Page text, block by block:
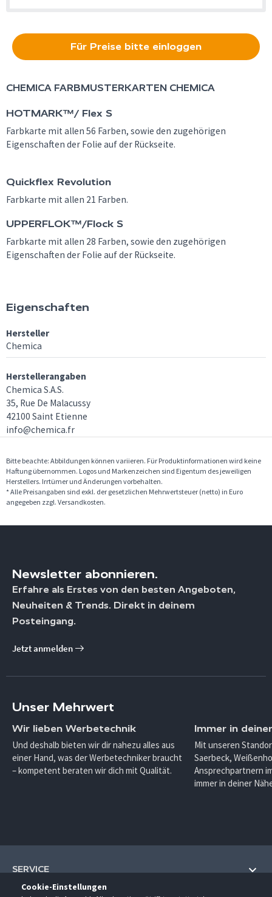
Cookie-Einstellungen
Für Preise bitte einloggen
CHEMICA FARBMUSTERKARTEN CHEMICA
HOTMARK™/ Flex S
Farbkarte mit allen 56 Farben, sowie den zugehörigen
Eigenschaften der Folie auf der Rückseite.
Quickflex Revolution
Farbkarte mit allen 21 Farben.
UPPERFLOK™/Flock S
Farbkarte mit allen 28 Farben, sowie den zugehörigen
Eigenschaften der Folie auf der Rückseite.
Eigenschaften
Hersteller
Chemica
Herstellerangaben
Chemica S.A.S.
35, Rue De Malacussy
42100 Saint Etienne
info@chemica.fr
Bitte beachte: Abbildungen können variieren. Für Produktinformationen wird keine
Haftung übernommen. Logos und Markenzeichen sind Eigentum des jeweiligen
Herstellers. Irrtümer und Änderungen vorbehalten.
* Alle Preisangaben sind exkl. der gesetzlichen Mehrwertsteuer (netto) in Euro
angegeben zzgl. Versandkosten.
Newsletter abonnieren.
Erfahre als Erstes von den besten Angeboten,
Neuheiten & Trends. Direkt in deinem
Posteingang.
Jetzt anmelden
Unser Mehrwert
Wir lieben Werbetechnik
Und deshalb bieten wir dir nahezu alles aus
einer Hand, was der Werbetechniker braucht
– kompetent beraten wir dich mit Qualität.
Immer in
Mit unseren
Saerbeck,
Ansprechpartnern
immer in deiner
SERVICE
Hilfe und Information